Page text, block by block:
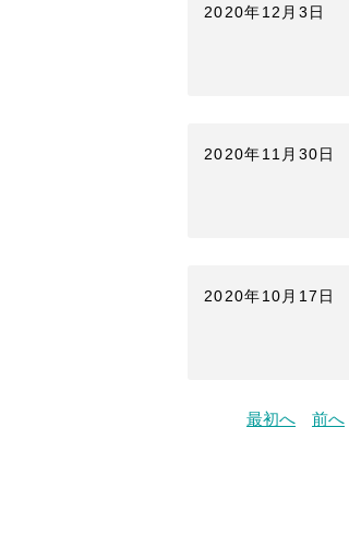
2020年12月3日
2020年11月30日
2020年10月17日
最初へ 前へ